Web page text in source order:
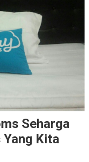
Seharga
Kita